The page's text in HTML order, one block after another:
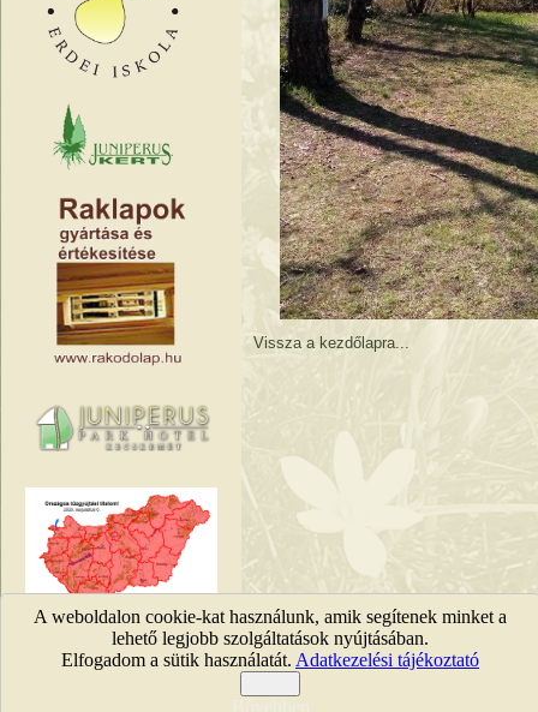
Tűzgyújtási tilalmak
Vissza a kezdőlapra...
KEFAG Zrt. © 2011 |
A weboldalon cookie-kat használunk, amik segítenek minket a
lehető legjobb szolgáltatások nyújtásában.
Elfogadom a sütik használatát. Adatkezelési tájékoztató
Bővebben